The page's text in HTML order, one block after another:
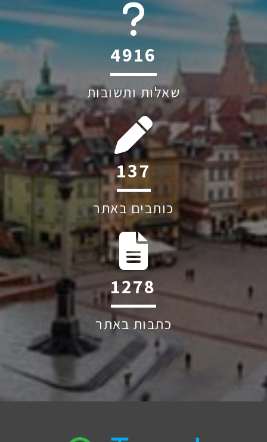
6044
שאלות ותשובות
206
כותבים באתר
1917
כתבות באתר